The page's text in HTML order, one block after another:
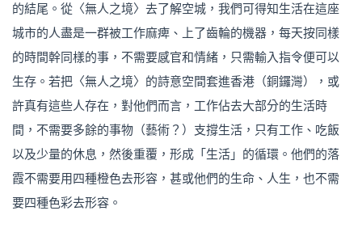
的結尾。從〈無人之境〉去了解空城，我們可得知生活在這座
城市的人盡是一群被工作麻痺、上了齒輪的機器，每天按同樣
的時間幹同樣的事，不需要感官和情緒，只需輸入指令便可以
生存。若把〈無人之境〉的詩意空間套進香港（銅鑼灣），或
許真有這些人存在，對他們而言，工作佔去大部分的生活時
間，不需要多餘的事物（藝術？）支撐生活，只有工作、吃飯
以及少量的休息，然後重覆，形成「生活」的循環。他們的落
霞不需要用四種橙色去形容，甚或他們的生命、人生，也不需
要四種色彩去形容。